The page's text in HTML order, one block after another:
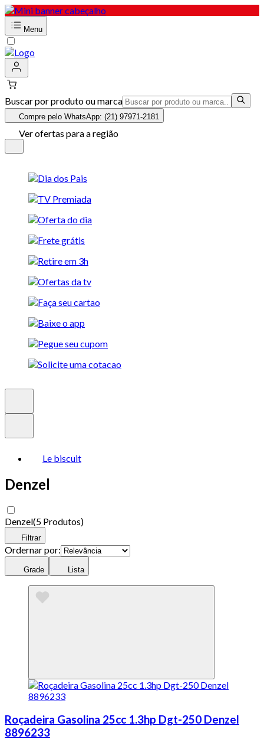
Menu
Buscar por produto ou marca
Compre pelo WhatsApp: (21) 97971-2181
Ver ofertas para a região
Le biscuit
Denzel
Denzel(5 Produtos)
Filtrar
Ordernar por:
Grade Lista
Roçadeira Gasolina 25cc 1.3hp Dgt-250 Denzel
8896233